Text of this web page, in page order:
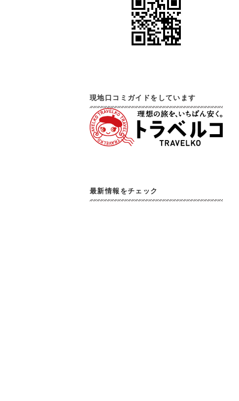
現地口コミガイドをしています
最新情報をチェック